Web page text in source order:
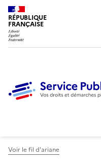
RÉPUBLIQUE
FRANÇAISE
Voir le fil d'ariane